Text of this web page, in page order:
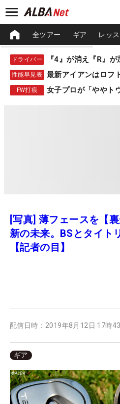
全ツアー ギア レッ
ドライバー
性能早見表 最新アイアンはロフ
FW打痕 女子プロが「ややト
[写真] 薄フェースを【
新の未来。BSとタイト
【記者の目】
配信日時： 2019年8月12日 17時
ギア